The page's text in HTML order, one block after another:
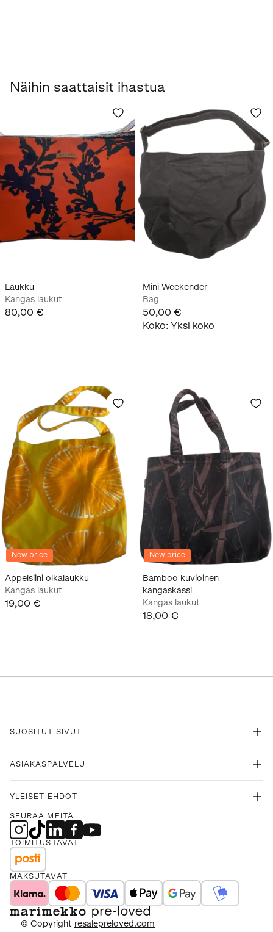
Näihin saattaisit ihastua
Laukku
Kangas laukut
80,00 €
Mini Weekender
Bag
50,00 €
Koko: Yksi koko
New price
Appelsiini olkalaukku
Kangas laukut
19,00 €
New price
Bamboo kuvioinen
kangaskassi
Kangas laukut
18,00 €
SUOSITUT SIVUT
ASIAKASPALVELU
YLEISET EHDOT
SEURAA MEITÄ
TOIMITUSTAVAT
MAKSUTAVAT
© Copyright resalepreloved.com